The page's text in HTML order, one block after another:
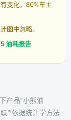
变化，80%车主
图中忽略。
油耗报告
产品"小熊油
™依据统计学方法